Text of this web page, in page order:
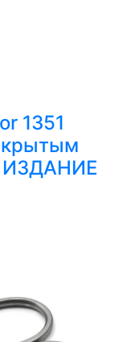
1351
ИЗДАНИЕ